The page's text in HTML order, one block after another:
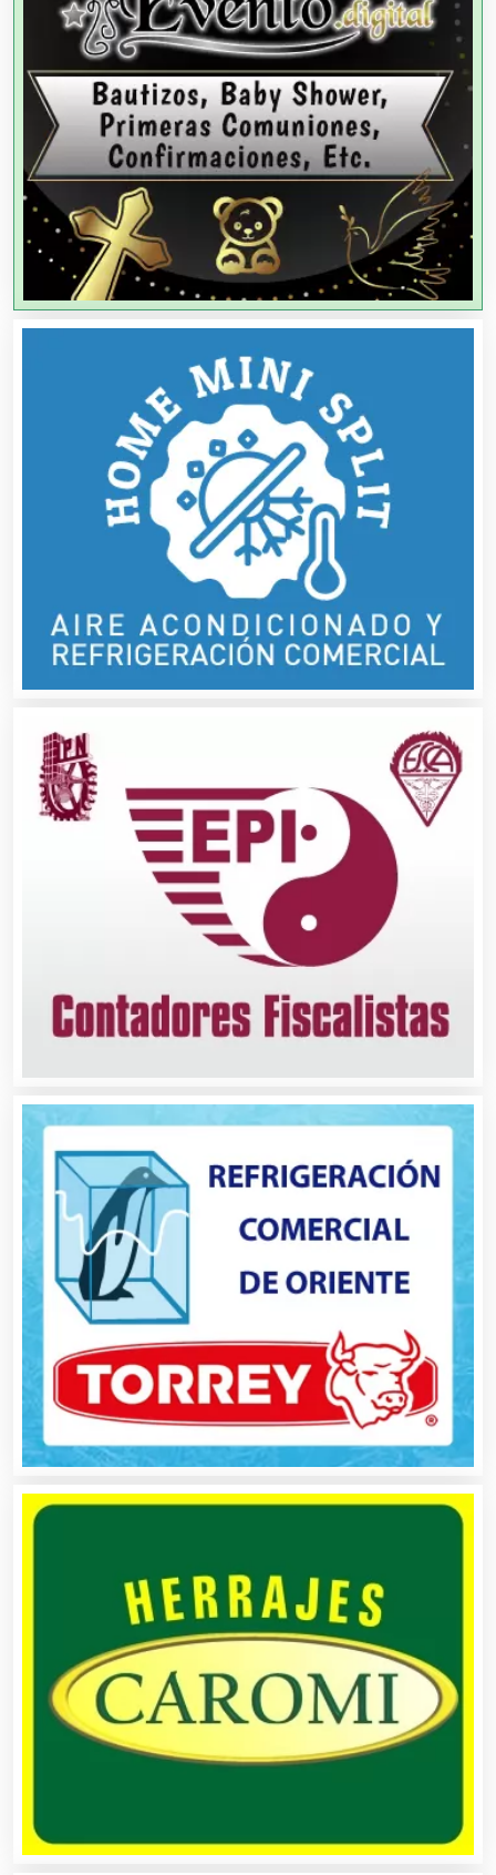
Agencias de Viajes
Agricultores
Agricultura y Ganadería
Agua Purificada
Aire Acondicionado
Albercas
Alimentos
Alquiler de Autos
Alquiler de Sillas y Mesas
Alquiler de Trajes de Etiqueta
Aluminio
Ambulancias
Análisis Clínicos
Análisis de Aguas
Animadores de Eventos
Aparatos y Equipos Eléctricos
Artesanías
Artículos de Oficina
Artículos de Piel
Artículos Deportivos